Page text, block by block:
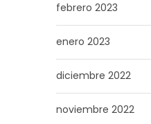
febrero 2023
enero 2023
diciembre 2022
noviembre 2022